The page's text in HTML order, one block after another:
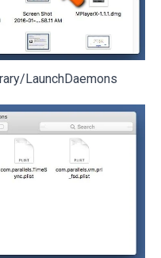
LaunchDaemons